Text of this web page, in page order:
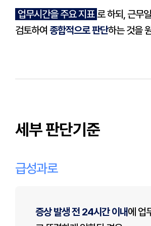
업무시간을 주요 지표 로 하되, 근무
검토하여 종합적으로 판단하는 것을
세부 판단기준
급성과로
증상 발생 전 24시간 이내에 업